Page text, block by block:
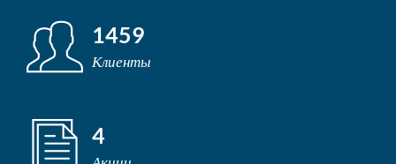
1459
Клиенты
4